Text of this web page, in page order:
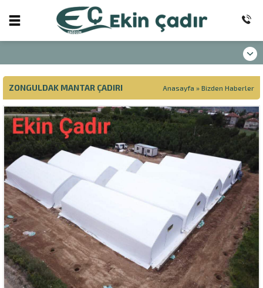
ZONGULDAK MANTAR ÇADIRI Anasayfa » Bizden Haberler